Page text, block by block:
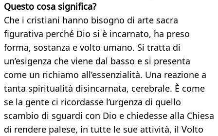
Questo cosa significa?
Che i cristiani hanno bisogno di arte sacra
figurativa perché Dio si è incarnato, ha preso
forma, sostanza e volto umano. Si tratta di
un’esigenza che viene dal basso e si presenta
come un richiamo all’essenzialità. Una reazione a
tanta spiritualità disincarnata, cerebrale. È come
se la gente ci ricordasse l’urgenza di quello
scambio di sguardi con Dio e chiedesse alla Chiesa
di rendere palese, in tutte le sue attività, il Volto